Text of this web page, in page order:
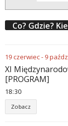
Co? Gdzie?
19czerwiec- 9
XI
[PROGRAM]
18:30
Zobacz